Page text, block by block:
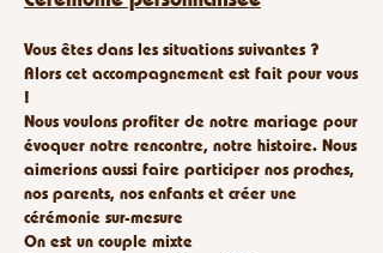
Vous êtes dans les situations suivantes ?
Alors cet accompagnement est fait pour vous
!​
Nous voulons profiter de notre mariage pour
évoquer notre rencontre, notre histoire. Nous
aimerions aussi faire participer nos proches,
nos parents, nos enfants et créer une
cérémonie sur-mesure
On est un couple mixte